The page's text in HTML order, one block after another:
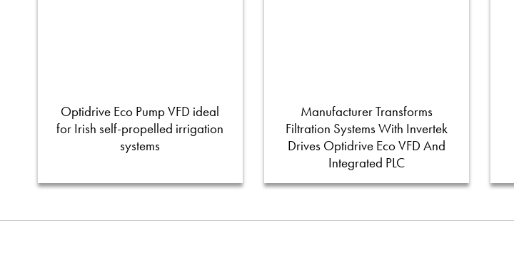
Optidrive Eco Pump VFD ideal
for Irish self-propelled irrigation
systems
Manufacturer Transforms
Filtration Systems With Invertek
Drives Optidrive Eco VFD And
Integrated PLC